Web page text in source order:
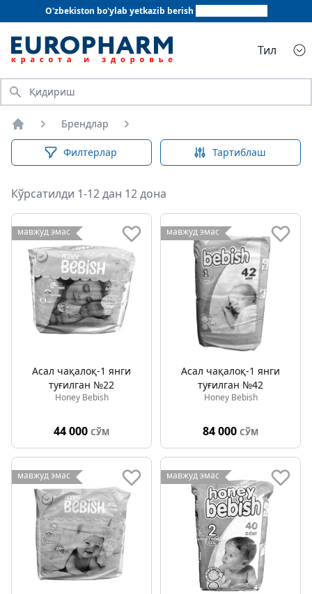
O'zbekiston bo'ylab yetkazib berish
Тил
Қидириш
Бош саҳифа
Брендлар
Филтерлар Тартиблаш
Кўрсатилди 1-12 дан 12 дона
мавжуд эмас
Асал чақалоқ-1 янги
туғилган №22
Honey Bebish
44 000 СЎМ
мавжуд эмас
Асал чақалоқ-1 янги
туғилган №42
Honey Bebish
84 000 СЎМ
мавжуд эмас мавжуд эмас